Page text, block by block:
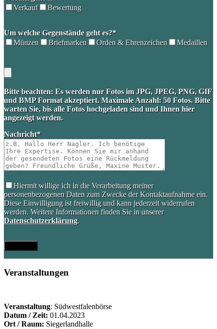
Verkauf
Bewertung
leave
this
Um welche Gegenstände geht es?*
Münzen
Briefmarken Orden & Ehrenzeichen Medaillen
Bitte beachten: Es werden nur Fotos im JPG, JPEG, PNG, GIF
und BMP Format akzeptiert. Maximale Anzahl: 50 Fotos. Bitte
warten Sie, bis alle Fotos hochgeladen sind und Ihnen hier
angezeigt werden.
Nachricht*
Hiermit willige ich in die Verarbeitung meiner
personenbezogenen Daten zum Zwecke der Kontaktaufnahme ein.
Diese Einwilligung ist freiwillig und kann jederzeit widerrufen
werden. Weitere Informationen finden Sie in unserer
Datenschutzerklärung.
Veranstaltungen
Veranstaltung: Südwestfalenbörse
Datum / Zeit: 01.04.2023
Ort / Raum: Siegerlandhalle